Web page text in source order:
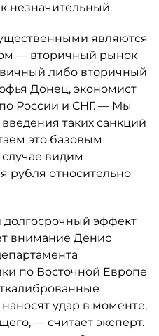
незначительный.
являются
— вторичный рынок
либо вторичный
Донец, экономист
по России и СНГ. — Мы
таких санкций
это базовым
видим
рубля относительно
долгосрочный эффект
внимание Денис
по Восточной Европе
удар в моменте,
— считает эксперт.